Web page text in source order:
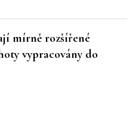
mírně rozšířené
vypracovány do